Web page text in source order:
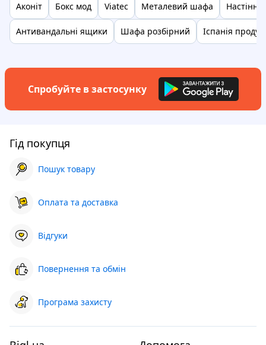
Аконіт Бокс мод Viatec Металевий шафа Настінні
Антивандальні ящики Шафа розбірний Іспанія
Спробуйте в застосунку
Гід покупця
Пошук товару
Оплата та доставка
Відгуки
Повернення та обмін
Програма захисту